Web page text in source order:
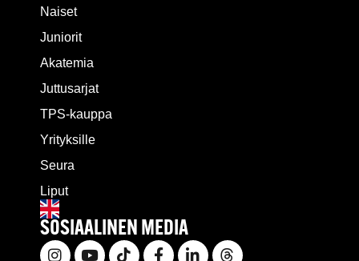
Naiset
Juniorit
Akatemia
Juttusarjat
TPS-kauppa
Yrityksille
Seura
Liput
SOSIAALINEN MEDIA